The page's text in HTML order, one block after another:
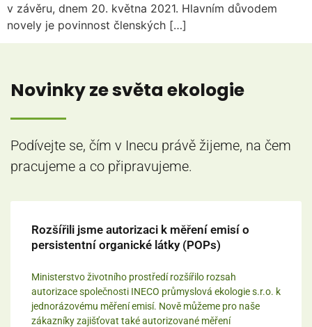
v závěru, dnem 20. května 2021. Hlavním důvodem
novely je povinnost členských […]
Novinky ze světa ekologie
Podívejte se, čím v Inecu právě žijeme, na čem
pracujeme a co připravujeme.
Rozšířili jsme autorizaci k měření emisí o
persistentní organické látky (POPs)
Ministerstvo životního prostředí rozšířilo rozsah
autorizace společnosti INECO průmyslová ekologie s.r.o. k
jednorázovému měření emisí. Nově můžeme pro naše
zákazníky zajišťovat také autorizované měření